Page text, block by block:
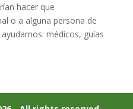
hacer que
o a alguna persona de
médicos, guías